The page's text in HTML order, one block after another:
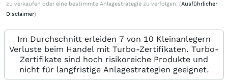
zu verkaufen oder eine bestimmte Anlagestrategie zu verfolgen. (Ausführlicher
Disclaimer)
Im Durchschnitt erleiden 7 von 10 Kleinanlegern
Verluste beim Handel mit Turbo-Zertifikaten. Turbo-
Zertifikate sind hoch risikoreiche Produkte und
nicht für langfristige Anlagestrategien geeignet.